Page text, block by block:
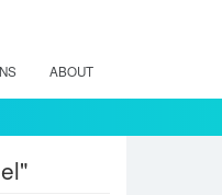
ABOUT